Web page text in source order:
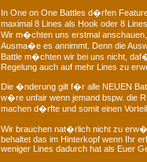
In One on One Battles d�rfen
maximal 8 Lines als Hook oder 8
Wir m�chten uns erstmal
Ausma�e es annimmt. Denn die
Battle m�chten wir bei uns nicht,
Regelung auch auf mehr Lines zu
Die �nderung gilt f�r alle NEUEN
w�re unfair wenn jemand bspw. die
machen d�rfte und somit einen Vorteil
Wir brauchen nat�rlich nicht zu
behaltet das im Hinterkopf wenn Ihr
weniger Lines dadurch hat als Euer